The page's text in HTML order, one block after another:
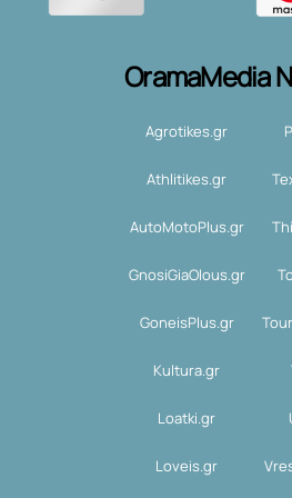
OramaMedia
Agrotikes.gr
Athlitikes.gr
AutoMotoPlus.gr
GnosiGiaOlous.gr
GoneisPlus.gr
Kultura.gr
Loatki.gr
Loveis.gr